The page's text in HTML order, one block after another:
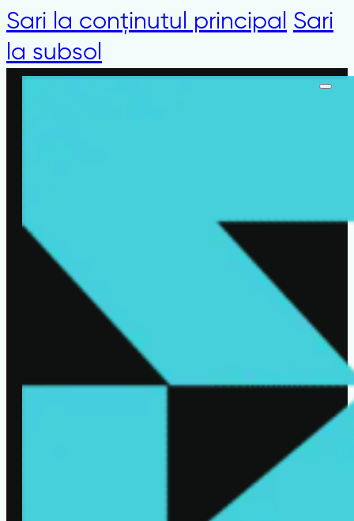
Sari la conținutul principal Sari
la subsol